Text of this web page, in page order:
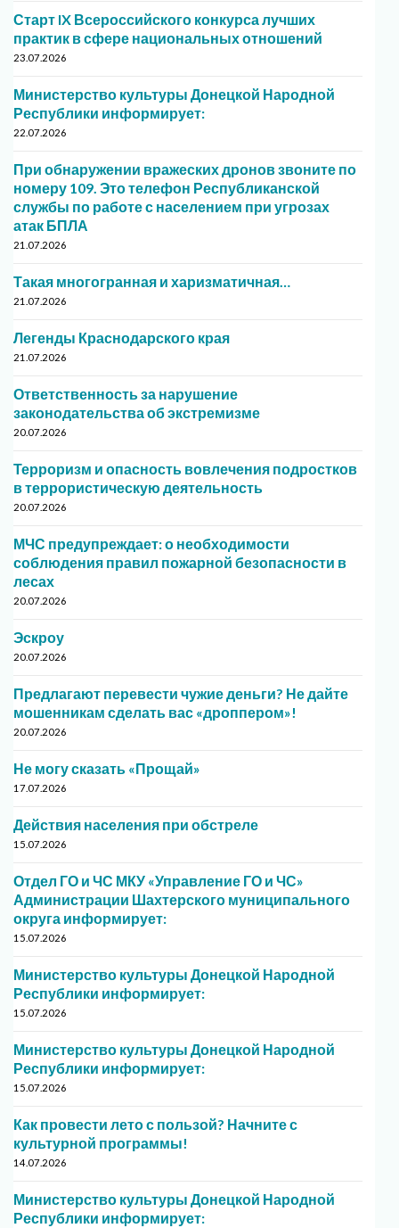
Старт IX Всероссийского конкурса лучших
практик в сфере национальных отношений
23.07.2026
Министерство культуры Донецкой Народной
Республики информирует:
22.07.2026
При обнаружении вражеских дронов звоните по
номеру 109. Это телефон Республиканской
службы по работе с населением при угрозах
атак БПЛА
21.07.2026
Такая многогранная и харизматичная…
21.07.2026
Легенды Краснодарского края
21.07.2026
Ответственность за нарушение
законодательства об экстремизме
20.07.2026
Терроризм и опасность вовлечения подростков
в террористическую деятельность
20.07.2026
МЧС предупреждает: о необходимости
соблюдения правил пожарной безопасности в
лесах
20.07.2026
Эскроу
20.07.2026
Предлагают перевести чужие деньги? Не дайте
мошенникам сделать вас «дроппером»!
20.07.2026
Не могу сказать «Прощай»
17.07.2026
Действия населения при обстреле
15.07.2026
Отдел ГО и ЧС МКУ «Управление ГО и ЧС»
Администрации Шахтерского муниципального
округа информирует:
15.07.2026
Министерство культуры Донецкой Народной
Республики информирует:
15.07.2026
Министерство культуры Донецкой Народной
Республики информирует:
15.07.2026
Как провести лето с пользой? Начните с
культурной программы!
14.07.2026
Министерство культуры Донецкой Народной
Республики информирует: